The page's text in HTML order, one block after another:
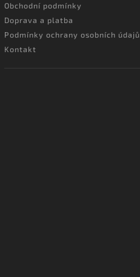
Obchodní podmínky
Doprava a platba
Podmínky ochrany osobních údajů
Kontakt